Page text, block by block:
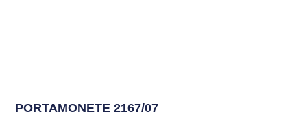
PORTAMONETE 2167/07